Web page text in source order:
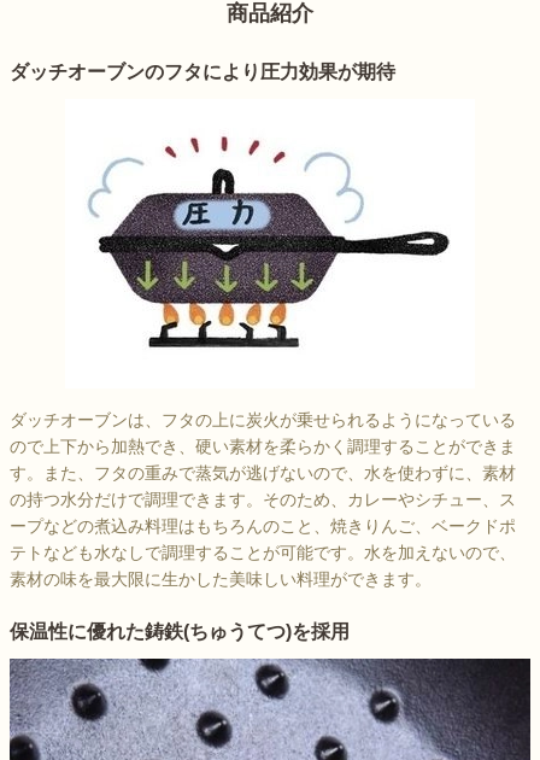
商品紹介
ダッチオーブンのフタにより圧力効果が期待
ダッチオーブンは、フタの上に炭火が乗せられるようになっている
ので上下から加熱でき、硬い素材を柔らかく調理することができま
す。また、フタの重みで蒸気が逃げないので、水を使わずに、素材
の持つ水分だけで調理できます。そのため、カレーやシチュー、ス
ープなどの煮込み料理はもちろんのこと、焼きりんご、ベークドポ
テトなども水なしで調理することが可能です。水を加えないので、
素材の味を最大限に生かした美味しい料理ができます。
保温性に優れた鋳鉄(ちゅうてつ)を採用